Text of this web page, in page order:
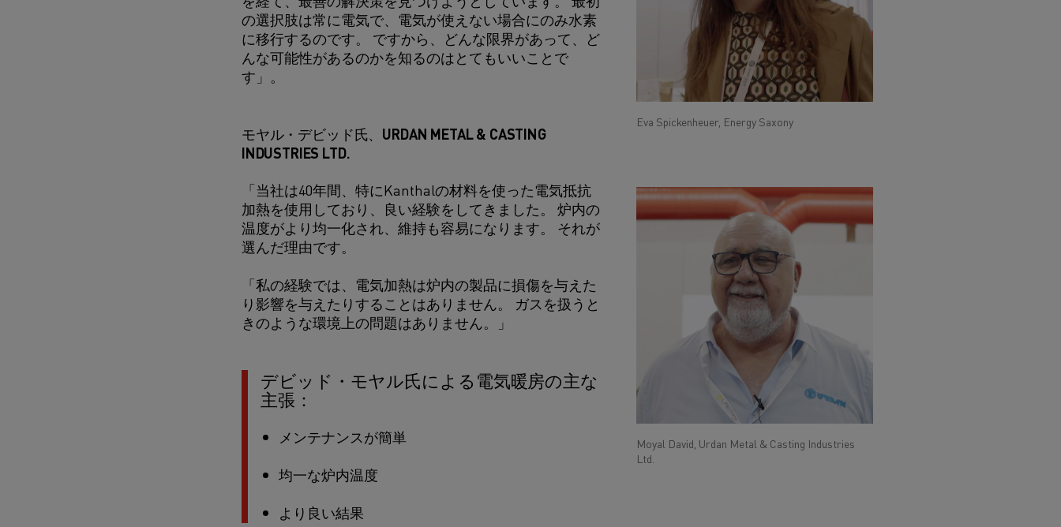
Eva Spickenheuer, Energy Saxony
の選択肢は常に電気で、電気が使えない場合にのみ水素
に移行するのです。 ですから、どんな限界があって、ど
んな可能性があるのかを知るのはとてもいいことで
す」。
モヤル・デビッド氏、URDAN METAL & CASTING
INDUSTRIES LTD.
Moyal David, Urdan Metal & Casting Industries
Ltd.
「当社は40年間、特にKanthalの材料を使った電気抵抗
加熱を使用しており、良い経験をしてきました。 炉内の
温度がより均一化され、維持も容易になります。 それが
選んだ理由です。
「私の経験では、電気加熱は炉内の製品に損傷を与えた
り影響を与えたりすることはありません。 ガスを扱うと
きのような環境上の問題はありません。」
デビッド・モヤル氏による電気暖房の主な
主張：
メンテナンスが簡単
均一な炉内温度
より良い結果